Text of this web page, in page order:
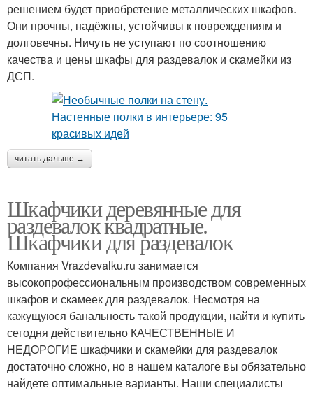
решением будет приобретение металлических шкафов.
Они прочны, надёжны, устойчивы к повреждениям и
долговечны. Ничуть не уступают по соотношению
качества и цены шкафы для раздевалок и скамейки из
ДСП.
читать дальше →
Шкафчики деревянные для
раздевалок квадратные.
Шкафчики для раздевалок
Компания Vrazdevalku.ru занимается
высокопрофессиональным производством современных
шкафов и скамеек для раздевалок. Несмотря на
кажущуюся банальность такой продукции, найти и купить
сегодня действительно КАЧЕСТВЕННЫЕ И
НЕДОРОГИЕ шкафчики и скамейки для раздевалок
достаточно сложно, но в нашем каталоге вы обязательно
найдете оптимальные варианты. Наши специалисты